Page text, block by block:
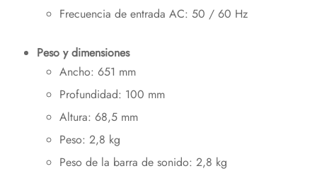
Frecuencia de entrada AC: 50 / 60 Hz
Peso y dimensiones
Ancho: 651 mm
Profundidad: 100 mm
Altura: 68,5 mm
Peso: 2,8 kg
Peso de la barra de sonido: 2,8 kg